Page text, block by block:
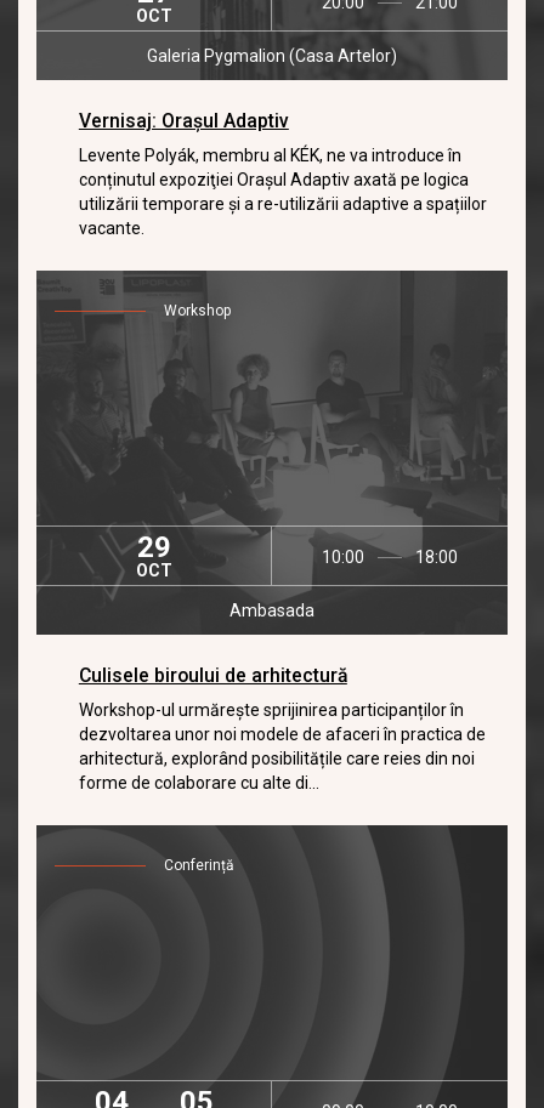
OCT
Galeria Pygmalion (Casa Artelor)
Vernisaj: Orașul Adaptiv
Levente Polyák, membru al KÉK, ne va introduce în
conținutul expoziţiei Oraşul Adaptiv axată pe logica
utilizării temporare şi a re-utilizării adaptive a spațiilor
vacante.
Workshop
29
OCT
10:00 18:00
Ambasada
Culisele biroului de arhitectură
Workshop-ul urmărește sprijinirea participanților în
dezvoltarea unor noi modele de afaceri în practica de
arhitectură, explorând posibilitățile care reies din noi
forme de colaborare cu alte di...
Conferință